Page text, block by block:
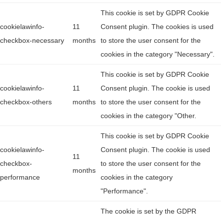
cookielawinfo-
checkbox-necessary
11
months
This cookie is set by GDPR Cookie
Consent plugin. The cookies is used
to store the user consent for the
cookies in the category "Necessary".
cookielawinfo-
checkbox-others
11
months
This cookie is set by GDPR Cookie
Consent plugin. The cookie is used
to store the user consent for the
cookies in the category "Other.
cookielawinfo-
checkbox-
performance
11
months
This cookie is set by GDPR Cookie
Consent plugin. The cookie is used
to store the user consent for the
cookies in the category
"Performance".
The cookie is set by the GDPR